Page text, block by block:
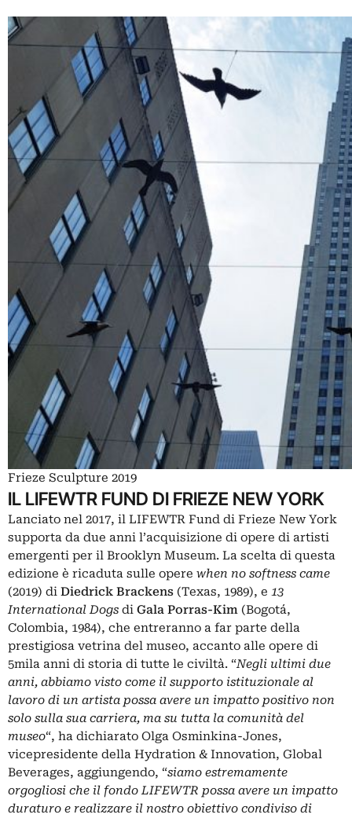
Frieze Sculpture 2019
IL LIFEWTR FUND DI FRIEZE NEW YORK
Lanciato nel 2017, il LIFEWTR Fund di Frieze New York
supporta da due anni l’acquisizione di opere di artisti
emergenti per il Brooklyn Museum. La scelta di questa
edizione è ricaduta sulle opere when no softness came
(2019) di Diedrick Brackens (Texas, 1989), e 13
International Dogs di Gala Porras-Kim (Bogotá,
Colombia, 1984), che entreranno a far parte della
prestigiosa vetrina del museo, accanto alle opere di
5mila anni di storia di tutte le civiltà. “Negli ultimi due
anni, abbiamo visto come il supporto istituzionale al
lavoro di un artista possa avere un impatto positivo non
solo sulla sua carriera, ma su tutta la comunità del
museo“, ha dichiarato Olga Osminkina-Jones,
vicepresidente della Hydration & Innovation, Global
Beverages, aggiungendo, “siamo estremamente
orgogliosi che il fondo LIFEWTR possa avere un impatto
duraturo e realizzare il nostro obiettivo condiviso di